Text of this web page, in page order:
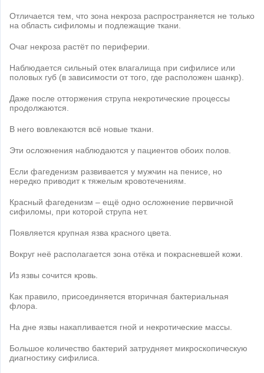
Отличается тем, что зона некроза распространяется не только
на область сифиломы и подлежащие ткани.
Очаг некроза растёт по периферии.
Наблюдается сильный отек влагалища при сифилисе или
половых губ (в зависимости от того, где расположен шанкр).
Даже после отторжения струпа некротические процессы
продолжаются.
В него вовлекаются всё новые ткани.
Эти осложнения наблюдаются у пациентов обоих полов.
Если фагеденизм развивается у мужчин на пенисе, но
нередко приводит к тяжелым кровотечениям.
Красный фагеденизм – ещё одно осложнение первичной
сифиломы, при которой струпа нет.
Появляется крупная язва красного цвета.
Вокруг неё располагается зона отёка и покрасневшей кожи.
Из язвы сочится кровь.
Как правило, присоединяется вторичная бактериальная
флора.
На дне язвы накапливается гной и некротические массы.
Большое количество бактерий затрудняет микроскопическую
диагностику сифилиса.